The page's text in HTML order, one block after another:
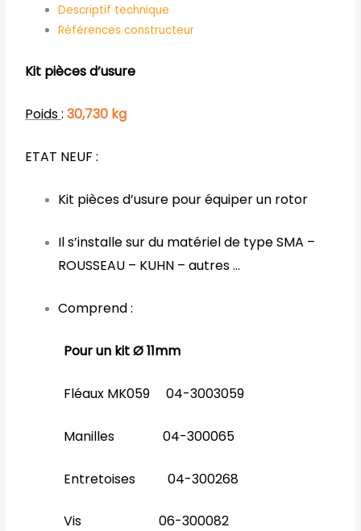
FLEAUX
CUILLERES
Descriptif technique
Références constructeur
Kit pièces d’usure
Poids: 30,730 kg
ETAT NEUF :
Kit pièces d’usure pour équiper un rotor
Il s’installe sur du matériel de type SMA –
ROUSSEAU – KUHN – autres …
Comprend :
Pour un kit Ø 11mm
Fléaux MK059 04-3003059
Manilles 04-300065
Entretoises 04-300268
Vis 06-300082